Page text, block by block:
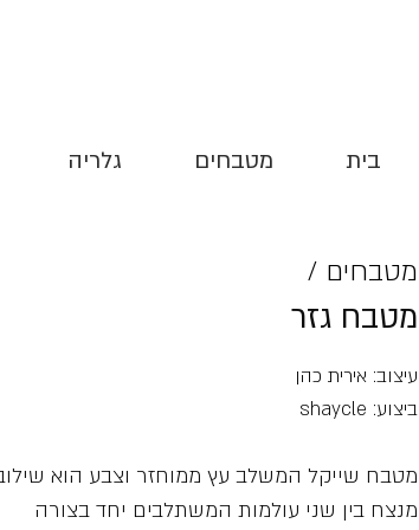
מטבח גזר
מטבחים /
עיצוב: אירית כהן
ביצוע: shaycle
מטבח שייקל המשלב עץ ממוחזר וצבע הוא
מנצח בין שני עולמות המשתלבים יחד בצורה
בית מטבחים גלריה